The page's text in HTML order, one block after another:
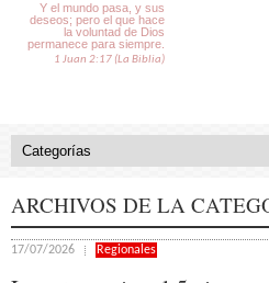
Y el mundo pasa, y sus
deseos; pero el que hace
la voluntad de Dios
permanece para siempre.
1 Juan 2:17 (La Biblia)
ARCHIVOS DE LA
17/07/2026 Regionales